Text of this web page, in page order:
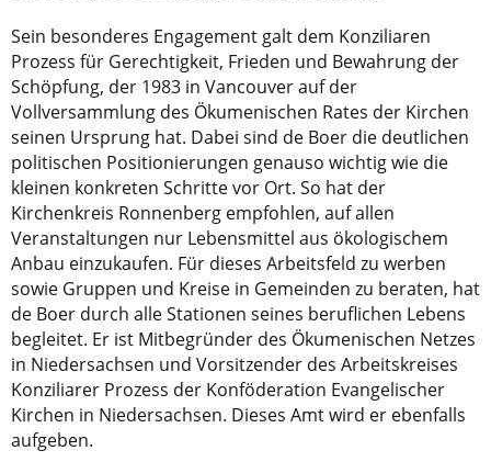
Sein besonderes Engagement galt dem Konziliaren
Prozess für Gerechtigkeit, Frieden und Bewahrung der
Schöpfung, der 1983 in Vancouver auf der
Vollversammlung des Ökumenischen Rates der Kirchen
seinen Ursprung hat. Dabei sind de Boer die deutlichen
politischen Positionierungen genauso wichtig wie die
kleinen konkreten Schritte vor Ort. So hat der
Kirchenkreis Ronnenberg empfohlen, auf allen
Veranstaltungen nur Lebensmittel aus ökologischem
Anbau einzukaufen. Für dieses Arbeitsfeld zu werben
sowie Gruppen und Kreise in Gemeinden zu beraten, hat
de Boer durch alle Stationen seines beruflichen Lebens
begleitet. Er ist Mitbegründer des Ökumenischen Netzes
in Niedersachsen und Vorsitzender des Arbeitskreises
Konziliarer Prozess der Konföderation Evangelischer
Kirchen in Niedersachsen. Dieses Amt wird er ebenfalls
aufgeben.